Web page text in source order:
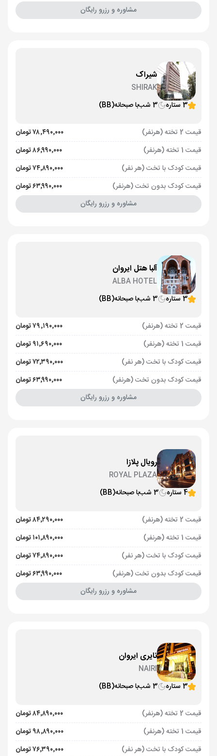
مشاوره و رزرو رایگان
شیراک
SHIRAK
3 ستاره
3 شب با صبحانه(BB)
قیمت 2 تخته (هرنفر)
۷۸٬۴۹۰٬۰۰۰ تومان
قیمت 1 تخته (هرنفر)
۸۶٬۹۹۰٬۰۰۰ تومان
قیمت کودک با تخت (هر نفر)
۷۴٬۸۹۰٬۰۰۰ تومان
قیمت کودک بدون تخت (هرنفر)
۶۳٬۹۹۰٬۰۰۰ تومان
مشاوره و رزرو رایگان
آلبا هتل ایروان
ALBA HOTEL
3 ستاره
3 شب با صبحانه(BB)
قیمت 2 تخته (هرنفر)
۷۹٬۱۹۰٬۰۰۰ تومان
قیمت 1 تخته (هرنفر)
۹۱٬۶۹۰٬۰۰۰ تومان
قیمت کودک با تخت (هر نفر)
۷۲٬۳۹۰٬۰۰۰ تومان
قیمت کودک بدون تخت (هرنفر)
۶۳٬۹۹۰٬۰۰۰ تومان
مشاوره و رزرو رایگان
رویال پلازا
ROYAL PLAZA
4 ستاره
3 شب با صبحانه(BB)
قیمت 2 تخته (هرنفر)
۸۴٬۲۹۰٬۰۰۰ تومان
قیمت 1 تخته (هرنفر)
۱۰۱٬۸۹۰٬۰۰۰ تومان
قیمت کودک با تخت (هر نفر)
۷۴٬۸۹۰٬۰۰۰ تومان
قیمت کودک بدون تخت (هرنفر)
۶۳٬۹۹۰٬۰۰۰ تومان
مشاوره و رزرو رایگان
نایری ایروان
NAIRI
3 ستاره
3 شب با صبحانه(BB)
قیمت 2 تخته (هرنفر)
۸۴٬۸۹۰٬۰۰۰ تومان
قیمت 1 تخته (هرنفر)
۹۸٬۸۹۰٬۰۰۰ تومان
قیمت کودک با تخت (هر نفر)
۷۶٬۳۹۰٬۰۰۰ تومان